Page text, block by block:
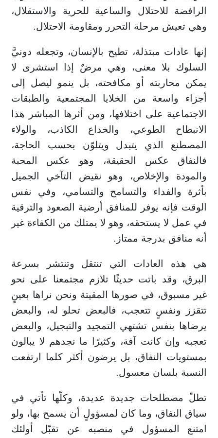
الرافضة للاحتلال والساعية للحرية والاستقلال،
وهي تعيش مرحلة التحرر ومقاومة الاحتلال.
إنها عادات مبتذلة، تطيح بالإنسان، وتجعله دونيَّ
السلوك بلا معنى، وهي مرضٌ إذا استشرى لا
يمكن محاربته أو مكافحته، بل ينمو ليصل إلى
أجزاء واسعة من الخلايا المجتمعية والطبقات
الاجتماعية على اختلافها، ومن أثرها المباشر هذا
الانبطاح الطوعي، والخداع الكاذب، والولاء
المصطنع الذي يتبدل ويتلوّن بحسب الحاجة،
فالنفاق عكس الحقيقة، وهو عكس المحبة
والمودة والإخلاص، وهو نقيض التآخي الجميل
بأثرة والفداء والتسامح والتسامي، وفي نفس
الوقت فإنه يوفر للمنافق أرضية الصعود والترقية
في عمل لا يستحقه، وهو لا يمتلك من الكفاءة غير
أنه منافق بدرجة ممتاز.
هي هذه العادات التي تنتقل وتنتشر بسرعة
البرق، وقد باتت حديثًا تلازم مجتمعنا على نحو
غير مسبوق، في صورها المقيتة ونحن نراها بعينٍ
تتقزز ونفسٍ تتعجب، فالبعض تحلو له، والبعض
يرضاها بنفس تشتهي التمجيد والتبجيل، والبعض
تعجبه وإن كانت آفة، وكثيرًا ما نجدهم لا يبالون
بمستويات النفاق، بل يرضون أكثر كلما ارتفعت
النسبة بلسان معسول.
تطلّ مصطلحات جديدة عديدة، وكلّها تأتي في
سياق النفاق، وما كان لمسؤولٍ أن يسمح بها، ولو
امتنع المسؤول في منصبه عن تقبّل أولئك